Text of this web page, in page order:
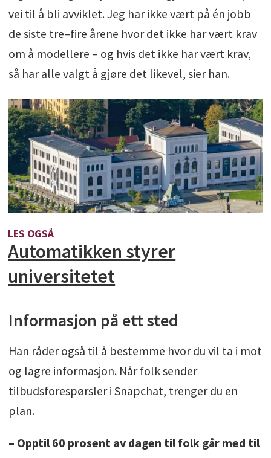
vei til å bli avviklet. Jeg har ikke vært på én jobb
de siste tre–fire årene hvor det ikke har vært krav
om å modellere – og hvis det ikke har vært krav,
så har alle valgt å gjøre det likevel, sier han.
LES OGSÅ
Automatikken styrer
universitetet
Informasjon på ett sted
Han råder også til å bestemme hvor du vil ta i mot
og lagre informasjon. Når folk sender
tilbudsforespørsler i Snapchat, trenger du en
plan.
– Opptil 60 prosent av dagen til folk går med til